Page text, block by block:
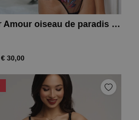
Atelier Amour oiseau de paradis string
€ 30,00